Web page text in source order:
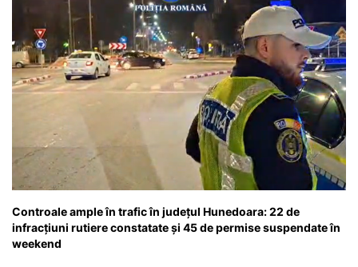
Controale ample în trafic în județul Hunedoara: 22 de
infracțiuni rutiere constatate și 45 de permise suspendate în
weekend